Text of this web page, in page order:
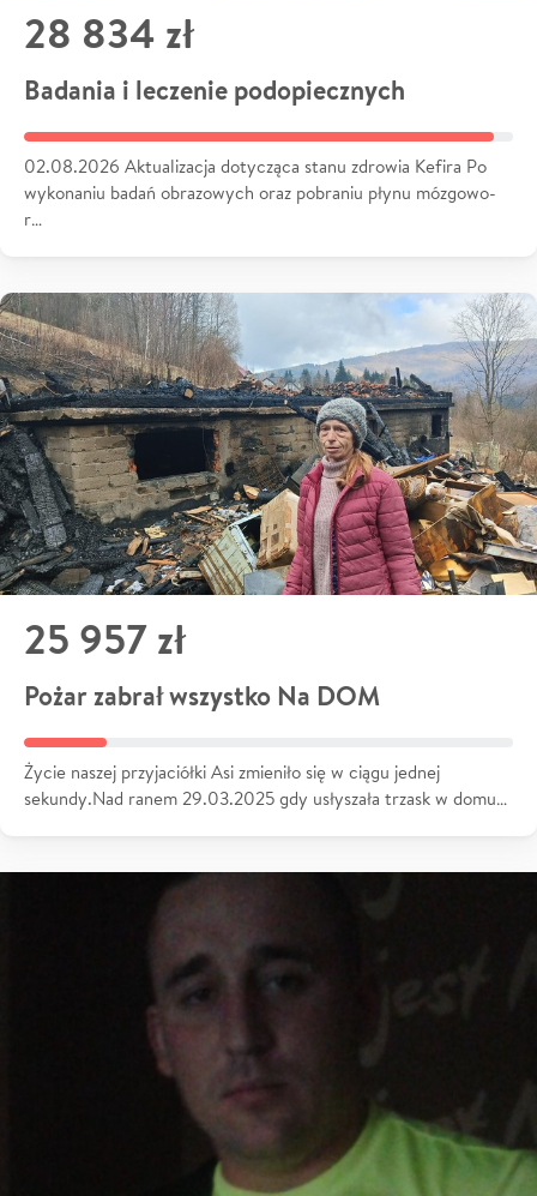
28 834 zł
Badania i leczenie podopiecznych
02.08.2026 Aktualizacja dotycząca stanu zdrowia Kefira Po
wykonaniu badań obrazowych oraz pobraniu płynu mózgowo-
r…
25 957 zł
Pożar zabrał wszystko Na DOM
Życie naszej przyjaciółki Asi zmieniło się w ciągu jednej
sekundy.Nad ranem 29.03.2025 gdy usłyszała trzask w domu…